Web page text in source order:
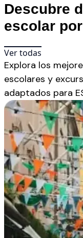
Descubre
escolar
Ver todas
Explora los
escolares y
adaptados para